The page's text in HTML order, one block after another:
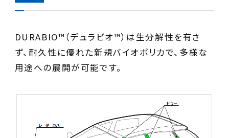
DURABIO™（デュラビオ™）は生分解性を有さ
ず、耐久性に優れた新規バイオポリカで、多様な
用途への展開が可能です。